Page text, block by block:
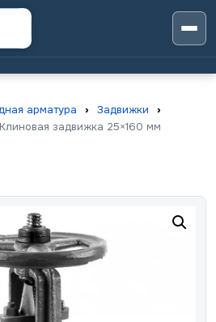
арматура › Задвижки
›
Клиновая задвижка 25×160 мм